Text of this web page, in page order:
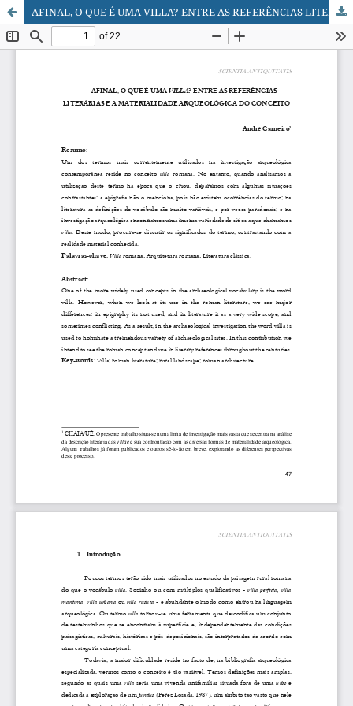
AFINAL, O QUE É UMA VILLA? ENTRE AS REFERÊNCIAS LITERÁRIAS E A MATERIALIDADE ARQUEOLÓGICA DO CONCEITO